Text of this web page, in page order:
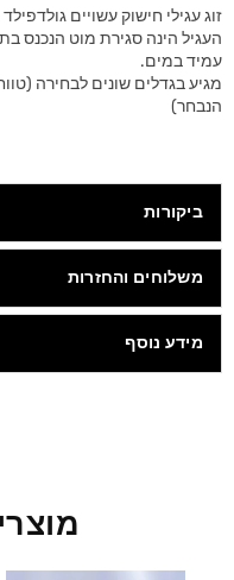
העגיל הינה סגירת מוט הנכנס
עמיד במים.
הנבחר)
ביקורות
משלוחים והחזרות
מידע נוסף